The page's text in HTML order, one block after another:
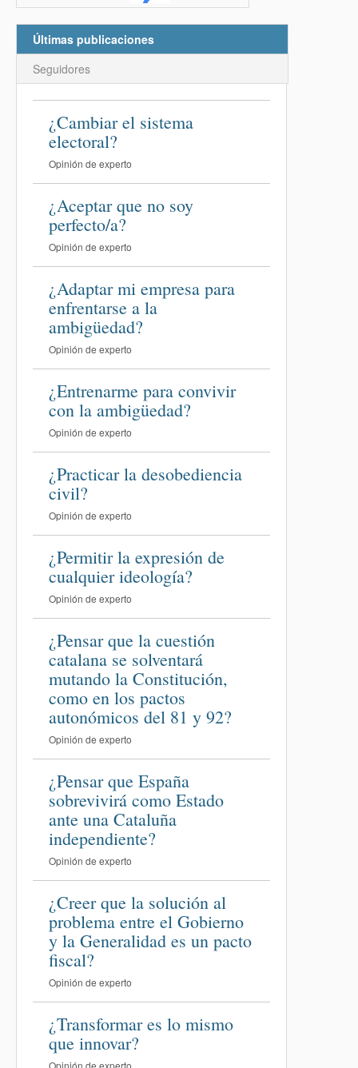
Últimas publicaciones
Seguidores
¿Cambiar el sistema
electoral?
Opinión de experto
¿Aceptar que no soy
perfecto/a?
Opinión de experto
¿Adaptar mi empresa para
enfrentarse a la
ambigüedad?
Opinión de experto
¿Entrenarme para convivir
con la ambigüedad?
Opinión de experto
¿Practicar la desobediencia
civil?
Opinión de experto
¿Permitir la expresión de
cualquier ideología?
Opinión de experto
¿Pensar que la cuestión
catalana se solventará
mutando la Constitución,
como en los pactos
autonómicos del 81 y 92?
Opinión de experto
¿Pensar que España
sobrevivirá como Estado
ante una Cataluña
independiente?
Opinión de experto
¿Creer que la solución al
problema entre el Gobierno
y la Generalidad es un pacto
fiscal?
Opinión de experto
¿Transformar es lo mismo
que innovar?
Opinión de experto